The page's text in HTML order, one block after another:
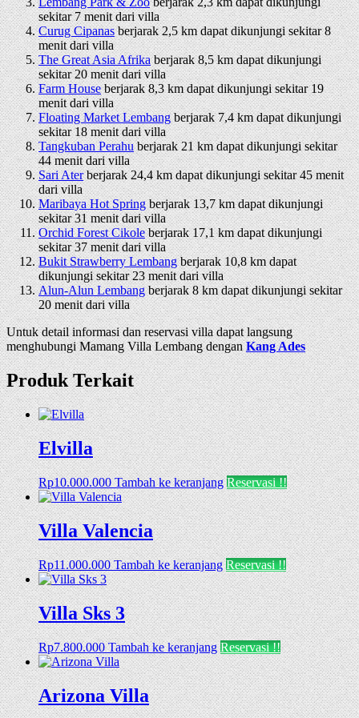
sekitar 7 menit dari villa
Curug Cipanasberjarak 2,5 km dapat dikunjungi sekitar 8
menit dari villa
The Great Asia Afrikaberjarak 8,5 km dapat dikunjungi
sekitar 20 menit dari villa
Farm Houseberjarak 8,3 km dapat dikunjungi sekitar 19
menit dari villa
Floating Market Lembangberjarak 7,4 km dapat dikunjungi
sekitar 18 menit dari villa
Tangkuban Perahuberjarak 21 km dapat dikunjungi sekitar
44 menit dari villa
Sari Aterberjarak 24,4 km dapat dikunjungi sekitar 45 menit
dari villa
Maribaya Hot Springberjarak 13,7 km dapat dikunjungi
sekitar 31 menit dari villa
Orchid Forest Cikoleberjarak 17,1 km dapat dikunjungi
sekitar 37 menit dari villa
Bukit Strawberry Lembangberjarak 10,8 km dapat
dikunjungi sekitar 23 menit dari villa
Alun-Alun Lembangberjarak 8 km dapat dikunjungi sekitar
20 menit dari villa
Untuk detail informasi dan reservasi villa dapat langsung
menghubungi Mamang Villa Lembang denganKang Ades
Produk Terkait
Elvilla
Rp10.000.000 Tambah ke keranjang Reservasi !!
Villa Valencia
Rp11.000.000 Tambah ke keranjang Reservasi !!
Villa Sks 3
Rp7.800.000 Tambah ke keranjang Reservasi !!
Arizona Villa